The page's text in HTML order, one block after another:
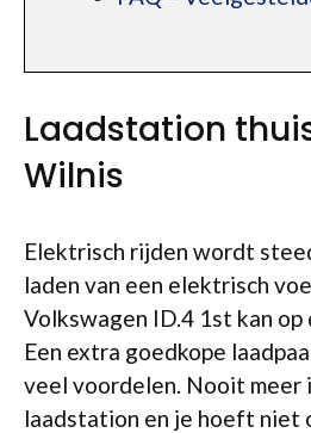
Laadstation
Wilnis
Elektrisch rijden wordt
laden van een elektrisch
Volkswagen ID.4 1st kan op
Een extra goedkope
veel voordelen. Nooit meer
laadstation en je hoeft niet